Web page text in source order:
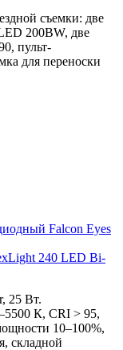
съемки: две
200BW, две
пульт-
для переноски
240 LED Bi-
25 Вт.
К, CRI > 95,
10–100%,
складной